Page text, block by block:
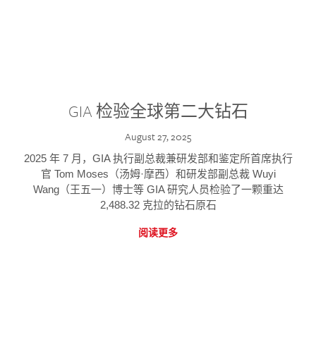
GIA 检验全球第二大钻石
August 27, 2025
2025 年 7 月，GIA 执行副总裁兼研发部和鉴定所首席执行
官 Tom Moses（汤姆·摩西）和研发部副总裁 Wuyi
Wang（王五一）博士等 GIA 研究人员检验了一颗重达
2,488.32 克拉的钻石原石
阅读更多